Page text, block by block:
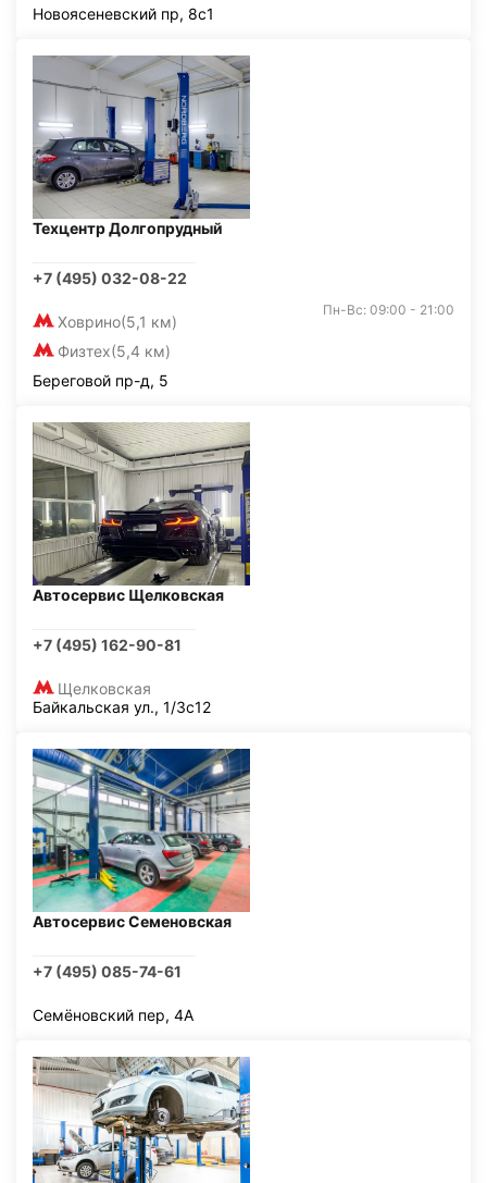
Новоясеневский пр, 8с1
Техцентр Долгопрудный
+7 (495) 032-08-22
Ховрино(5,1 км)
Физтех(5,4 км)
Пн-Вс: 09:00 - 21:00
Береговой пр-д, 5
Автосервис Щелковская
+7 (495) 162-90-81
Щелковская
Байкальская ул., 1/3с12
Автосервис Семеновская
+7 (495) 085-74-61
Семёновский пер, 4А